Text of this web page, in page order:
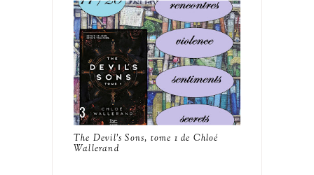
The Devil's Sons, tome 1 de Chloé
Wallerand